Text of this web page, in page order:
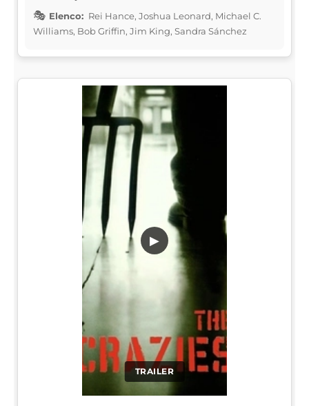
Elenco: Rei Hance, Joshua Leonard, Michael C.
Williams, Bob Griffin, Jim King, Sandra Sánchez
TRAILER
▶